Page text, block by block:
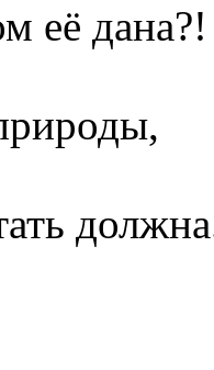
её дана?!